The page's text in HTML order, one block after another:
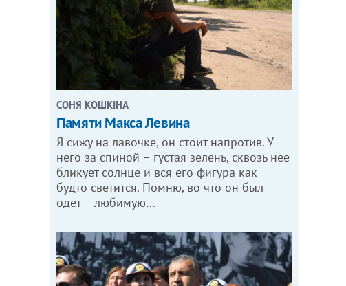
СОНЯ КОШКІНА
Памяти Макса Левина
Я сижу на лавочке, он стоит напротив. У
него за спиной – густая зелень, сквозь нее
бликует солнце и вся его фигура как
будто светится. Помню, во что он был
одет – любимую…